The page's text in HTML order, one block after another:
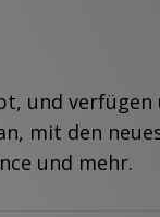
und verfügen
mit den
und mehr.